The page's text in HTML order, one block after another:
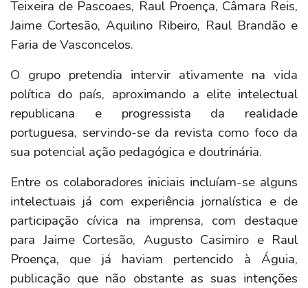
Teixeira de Pascoaes, Raul Proença, Câmara Reis,
Jaime Cortesão, Aquilino Ribeiro, Raul Brandão e
Faria de Vasconcelos.
O grupo pretendia intervir ativamente na vida
política do país, aproximando a elite intelectual
republicana e progressista da realidade
portuguesa, servindo-se da revista como foco da
sua potencial ação pedagógica e doutrinária.
Entre os colaboradores iniciais incluíam-se alguns
intelectuais já com experiência jornalística e de
participação cívica na imprensa, com destaque
para Jaime Cortesão, Augusto Casimiro e Raul
Proença, que já haviam pertencido à Águia,
publicação que não obstante as suas intenções